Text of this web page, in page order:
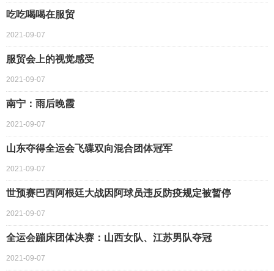
吃吃喝喝在服贸
2021-09-07
服贸会上的视觉感受
2021-09-07
南宁：雨后晚霞
2021-09-07
山东夺得全运会飞碟双向混合团体冠军
2021-09-07
世预赛巴西阿根廷大战因阿球员违反防疫规定被暂停
2021-09-07
全运会蹦床团体决赛：山西女队、江苏男队夺冠
2021-09-07